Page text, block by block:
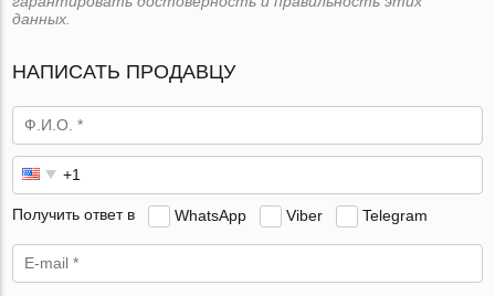
данных.
НАПИСАТЬ ПРОДАВЦУ
Получить ответ в WhatsApp Viber Telegram